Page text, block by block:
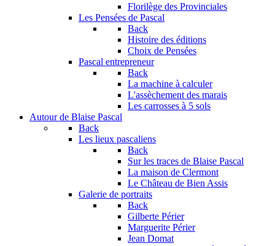
Florilège des Provinciales
Les Pensées de Pascal
Back
Histoire des éditions
Choix de Pensées
Pascal entrepreneur
Back
La machine à calculer
L'assèchement des marais
Les carrosses à 5 sols
Autour de Blaise Pascal
Back
Les lieux pascaliens
Back
Sur les traces de Blaise Pascal
La maison de Clermont
Le Château de Bien Assis
Galerie de portraits
Back
Gilberte Périer
Marguerite Périer
Jean Domat